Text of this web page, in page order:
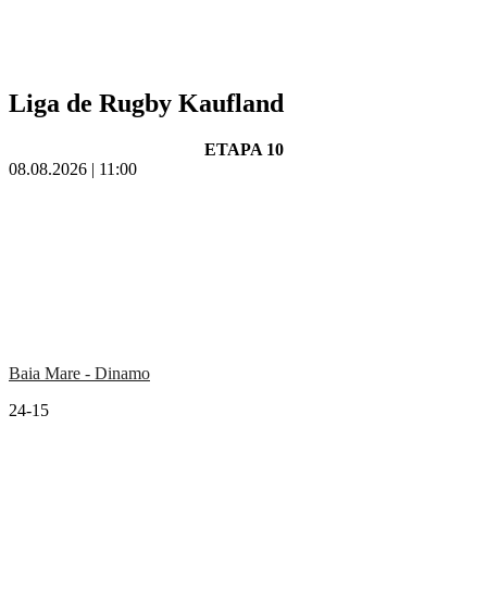
Liga de Rugby Kaufland
ETAPA 10
08.08.2026 | 11:00
Baia Mare - Dinamo
24-15